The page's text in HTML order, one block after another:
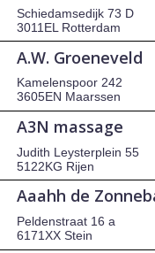
Schiedamsedijk 73 D
3011EL Rotterdam
A.W. Groeneveld
Kamelenspoor 242
3605EN Maarssen
A3N massage
Judith Leysterplein 55
5122KG Rijen
Aaahh de
Peldenstraat 16 a
6171XX Stein